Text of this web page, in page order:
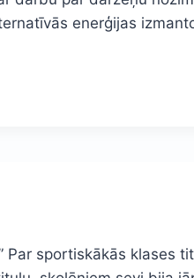
enerģijas
Par sportiskākās klases